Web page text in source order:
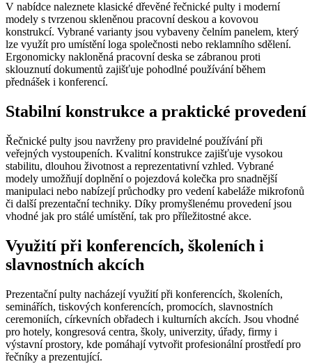
V nabídce naleznete klasické dřevěné řečnické pulty i moderní
modely s tvrzenou skleněnou pracovní deskou a kovovou
konstrukcí. Vybrané varianty jsou vybaveny čelním panelem, který
lze využít pro umístění loga společnosti nebo reklamního sdělení.
Ergonomicky nakloněná pracovní deska se zábranou proti
sklouznutí dokumentů zajišťuje pohodlné používání během
přednášek i konferencí.
Stabilní konstrukce a praktické provedení
Řečnické pulty jsou navrženy pro pravidelné používání při
veřejných vystoupeních. Kvalitní konstrukce zajišťuje vysokou
stabilitu, dlouhou životnost a reprezentativní vzhled. Vybrané
modely umožňují doplnění o pojezdová kolečka pro snadnější
manipulaci nebo nabízejí průchodky pro vedení kabeláže mikrofonů
či další prezentační techniky. Díky promyšlenému provedení jsou
vhodné jak pro stálé umístění, tak pro příležitostné akce.
Využití při konferencích, školeních i
slavnostních akcích
Prezentační pulty nacházejí využití při konferencích, školeních,
seminářích, tiskových konferencích, promocích, slavnostních
ceremoniích, církevních obřadech i kulturních akcích. Jsou vhodné
pro hotely, kongresová centra, školy, univerzity, úřady, firmy i
výstavní prostory, kde pomáhají vytvořit profesionální prostředí pro
řečníky a prezentující.